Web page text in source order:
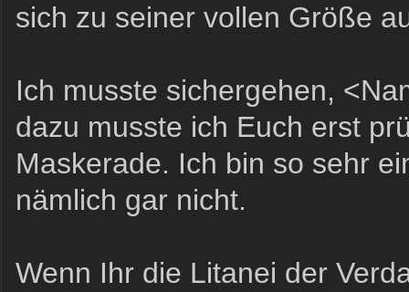
sich zu seiner vollen Größe
Ich musste sichergehen,
dazu musste ich Euch erst
Maskerade. Ich bin so sehr
nämlich gar nicht.
Wenn Ihr die Litanei der